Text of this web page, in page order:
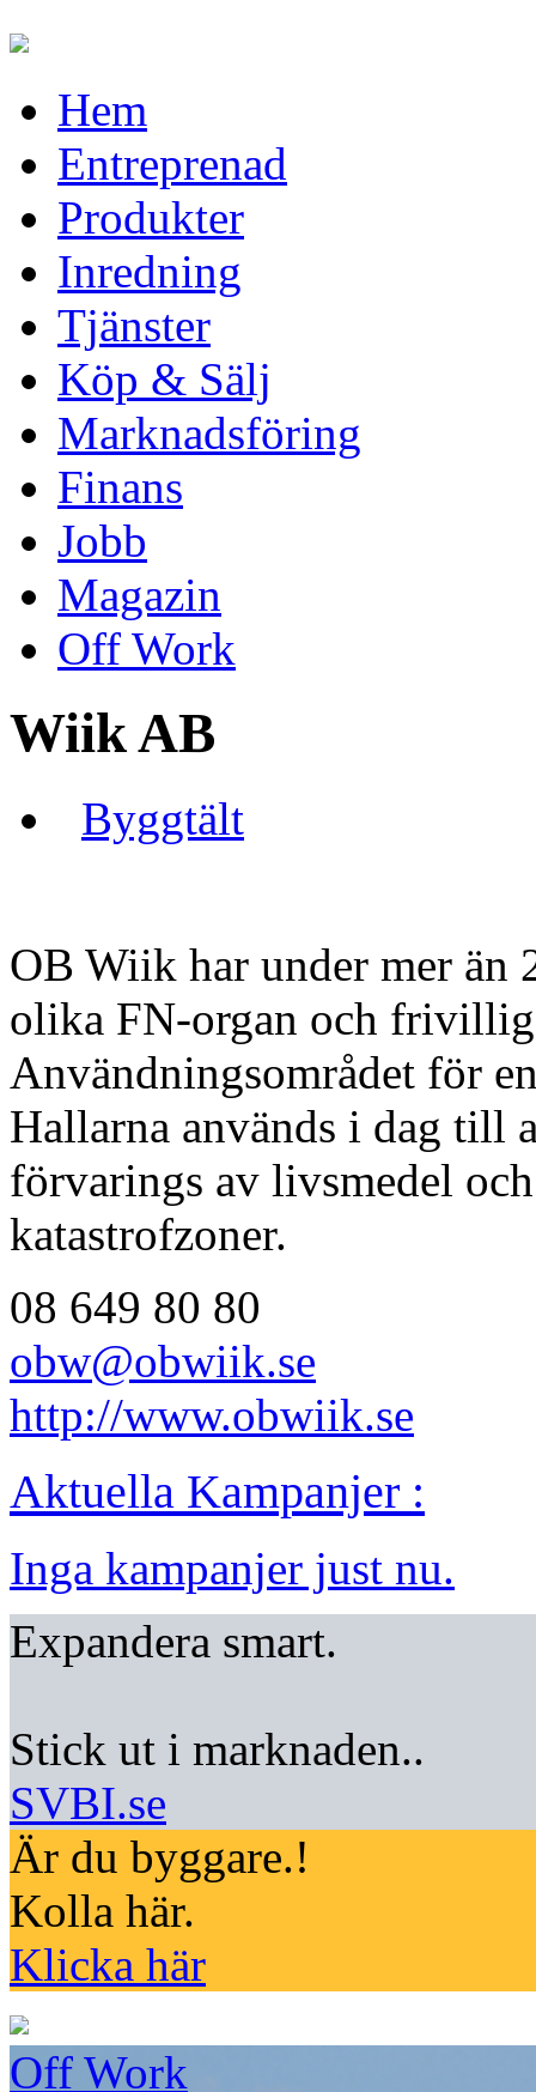
Hem
Entreprenad
Produkter
Inredning
Tjänster
Köp & Sälj
Marknadsföring
Finans
Jobb
Magazin
Off Work
Wiik AB
Byggtält
OB Wiik har under mer än
olika FN-organ och
Användningsområdet för
Hallarna används i dag till
förvarings av livsmedel
katastrofzoner.
08 649 80 80
obw@obwiik.se
http://www.obwiik.se
Aktuella Kampanjer :
Inga kampanjer just nu.
Expandera smart.
Stick ut i marknaden..
SVBI.se
Är du byggare.!
Kolla här.
Klicka här
Off Work